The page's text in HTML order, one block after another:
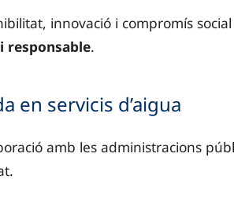
Aigües de Barcelona, Aigües
Aigües d’Elx, Agamed i
innovació i compromís
responsable.
en servicis d’aigua
amb les administracions